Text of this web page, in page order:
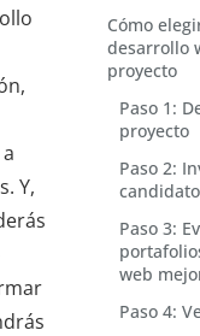
Y,
Cómo
desarrollo
proyecto
Paso 1:
proyecto
Paso 2:
Paso 3:
web
Paso 4: